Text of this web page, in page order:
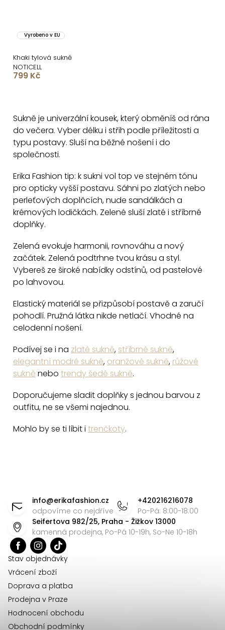
Vyrobeno v EU
Khaki tylová sukně
NOTICELL
799 Kč
l
á
c
í
p
r
k
y
v
i
s
Sukně je univerzální kousek, který obměníš od rána
do večera. Vyber délku i střih podle příležitosti a
typu postavy. Sluší na běžné nošení i do
společnosti.
Erika Fashion tip: k sukni vol top ve stejném tónu
pro opticky vyšší postavu. Sáhni po zlatých nebo
perleťových doplňcích, nude sandálkách a
krémových lodičkách. Zelené sluší zlaté i stříbrné
doplňky.
Zelená evokuje harmonii, rovnováhu a nový
začátek. Zelená podtrhne tvou krásu a styl.
Vybereš ze široké nabídky odstínů, od pastelové
po lahvovou.
Elastický materiál se přizpůsobí postavě a zaručí
pohodlí. Pružná látka nikde netlačí. Vhodné na
celodenní nošení.
Podívej se i na zlaté sukně, stříbrné sukně,
elegantní modré sukně, oranžové sukně, růžové
sukně nebo trendy šedé sukně.
Doporučujeme sladit doplňky s jednou barvou z
outfitu, ne se všemi najednou.
Mohlo by se ti líbit i trenčkoty.
info@erikafashion.cz
odpovíme co nejdříve
+420216216078
Po-Pá: 8:00-18:00
Seifertova 982/25, Praha - Žižkov 13000
kamenná prodejna, Po-Pá 10-19h, So-Ne 10-18h
Stav objednávky
Vrácení zboží
Doprava a platba
Prodejna v Praze
Hodnocení obchodu
Obchodní podmínky